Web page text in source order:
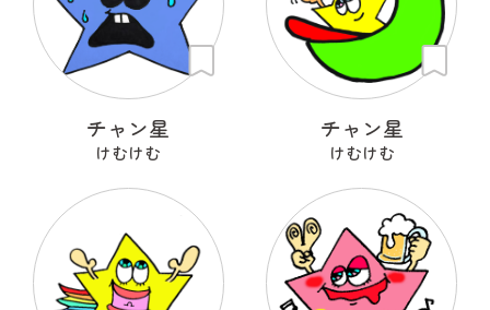
チャン星
けむけむ
チャン星
けむけむ